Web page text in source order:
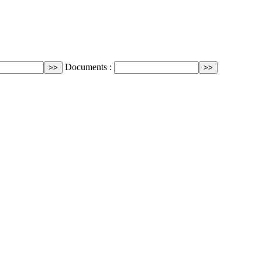
Documents :